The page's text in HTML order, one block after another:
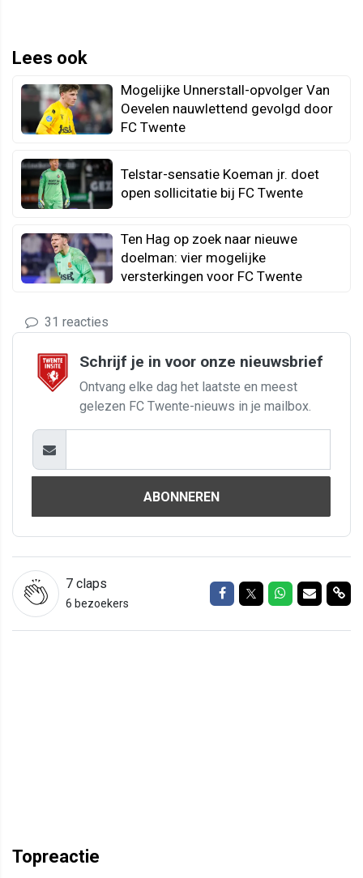
Lees ook
Mogelijke Unnerstall-opvolger Van
Oevelen nauwlettend gevolgd door
FC Twente
Telstar-sensatie Koeman jr. doet
open sollicitatie bij FC Twente
Ten Hag op zoek naar nieuwe
doelman: vier mogelijke
versterkingen voor FC Twente
31 reacties
Schrijf je in voor onze nieuwsbrief
Ontvang elke dag het laatste en meest
gelezen FC Twente-nieuws in je mailbox.
ABONNEREN
7 claps
6 bezoekers
Delen op Facebook
Delen op Twitter
Delen op
Delen
Topreactie